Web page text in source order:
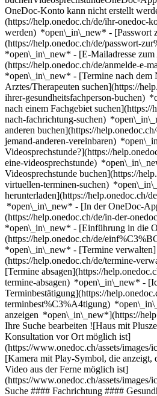
OneDoc-Konto kann nicht erstellt
(https://help.onedoc.ch/de/ihr-onedoc-
werden) *open\_in\_new* - [Passwort
(https://help.onedoc.ch/de/passwort-
*open\_in\_new* - [E-Mailadresse
(https://help.onedoc.ch/de/anmelde-e-
*open\_in\_new* - [Termine nach dem
Arztes/Therapeuten suchen](https://
ihrer-gesundheitsfachperson-buchen)
nach einem Fachgebiet suchen](https://
nach-fachrichtung-suchen)
anderen buchen](https://
jemand-anderen-vereinbaren)
Videosprechstunde?](https://
eine-videosprechstunde)
Videosprechstunde buchen](https://
virtuellen-terminen-suchen)
herunterladen](https://help.onedoc.ch/
*open\_in\_new* - [In der OneDoc-
(https://help.onedoc.ch/de/in-der-
*open\_in\_new* - [Einführung in die
(https://help.onedoc.ch/de/
*open\_in\_new* - [Termine verwalten](https://help.onedoc.ch/de/termine-verwalten) *open\_in\_new* - [Termine absagen](https://help.onedoc.ch/de/online-gebuchte-termine-absagen) *open\_in\_new* - [Ich erhalte keine Terminbestätigung](https://help.onedoc.ch/de/ich-erhalte-keine-terminbest%C3%A4tigung) *open\_in\_new* [Alle unsere Artikel anzeigen *open\_in\_new*](https://help.onedoc.ch/de/) close ## Ihre Suche bearbeiten ![Haus mit Pluszeichen, das anzeigt, dass eine Konsultation vor Ort möglich ist](https://www.onedoc.ch/assets/images/icons/on-site.svg) Vor Ort ![Kamera mit Play-Symbol, die anzeigt, dass eine Konsultation per Video aus der Ferne möglich ist](https://www.onedoc.ch/assets/images/icons/remote.svg) Virtuell Suche #### Fachrichtung #### Gesundheitsfachperson #### Einrichtung edit Couperose | Rosacea in Olten tune Filter Neue Patienten*keyboard\_arrow\_down* - Zugelassen*check\_circle* Gesprochene Sprachen*keyboard\_arrow\_down* - Deutsch*check\_circle* - Englisch*check\_circle* - Polnisch*check\_circle* - Rumänisch*check\_circle* - Thailändisch*check\_circle* - Ungarisch*check\_circle* Geschlecht*keyboard\_arrow\_down* - Weiblich*check\_circle* - Männlich*check\_circle* Verfügbarkeit*keyboard\_arrow\_down* - Heute*check\_circle* - In den nächsten 3 Tagen*check\_circle* - In den nächsten 7 Tagen*check\_circle* - In den nächsten 14 Tagen*check\_circle* # __Couperose | Rosacea__ in __Olten__: Buchen Sie heute Ihren Termin online ## 6 Ergebnisse in Olten [![Dr. med. (DE) Philipp Wessmann, Hautarzt (Dermatologe) in Olten](https://assets.onedoc.ch/images/users/e1f198b19754bb5ce4cb6323250026f785a0d0afab5b37eb9bb50d7197a3e4d9-small.png "Dr. med. (DE) Philipp Wessmann, Hautarzt (Dermatologe) in Olten")](https://www.onedoc.ch/de/hautarzt-dermatologe/olten/pc1qc/dr-med-de-philipp-wessmann) ### [Dr. med. (DE) Philipp Wessmann](https://www.onedoc.ch/de/hautarzt-dermatologe/olten/pc1qc/dr-med-de-philipp-wessmann) ![Abzeichen, das ein verifiziertes Profil kennzeichnet](https://www.onedoc.ch/assets/images/icons/checkmark.svg) [Hautarzt (Dermatologe)](https://www.onedoc.ch/de/hautarzt-dermatologe/olten) [Pallas Olten](https://www.onedoc.ch/de/klinik/olten/e7m2/pallas-olten) Louis Giroud-Strasse 20 4600 Olten ![Patient mit Pluszeichen, der anzeigt, dass neue Patienten angenommen werden](https://www.onedoc.ch/assets/images/icons/new-patients.svg)Akzeptiert neue Patienten [Termin buchen](https://www.onedoc.ch/de/hautarzt-dermatologe/olten/pc1qc/dr-med-de-philipp-wessmann) Expertisen: Couperose | Rosacea, [Akne](https://www.onedoc.ch/de/akne/olten), [Allergische Rhinitis | Heuschnupfen](https://www.onedoc.ch/de/allergische-rhinitis-heuschnupfen/olten), [Ekzem](https://www.onedoc.ch/de/ekzem/olten), [Entfernung von Muttermalen | Naevus Exzision](https://www.onedoc.ch/de/entfernung-von-muttermalen-naevus-exzision/olten), [Muttermalkontrolle](https://www.onedoc.ch/de/muttermalkontrolle/olten), [Psoriasis | Schuppenflechte](https://www.onedoc.ch/de/psoriasis-schuppenflechte/olten), [Urtikaria | Nesselsucht | Nesselfieber](https://www.onedoc.ch/de/urtikaria-nesselsucht-nesselfieber/olten), [Hyperhidrose | Übermässiges Schwitzen](https://www.onedoc.ch/de/hyperhidrose-ubermassiges-schwitzen/olten), [Ästhetischer Laser](https://www.onedoc.ch/de/asthetischer-laser/olten), [Peeling](https://www.onedoc.ch/de/peeling/olten), [Injektion von Botulinumtoxin](https://www.onedoc.ch/de/injektion-von-botulinumtoxin/olten), [Injektion von plättchenreichem Plasma | PRP | Vampire Lift](https://www.onedoc.ch/de/injektion-von-plattchenreichem-plasma-prp-vampire-lift/olten)Mehr anzeigen *chevron\_left* Mo. 03 Aug. *chevron\_right* Mehr Termine anzeigen *error\_outline* Beim Laden der Verfügbarkeiten ist ein Fehler aufgetreten [Erneut versuchen](https://www.onedoc.ch) Expertisen: Couperose | Rosacea, [Akne](https://www.onedoc.ch/de/akne/olten), [Allergische Rhinitis | Heuschnupfen](https://www.onedoc.ch/de/allergische-rhinitis-heuschnupfen/olten), [Ekzem](https://www.onedoc.ch/de/ekzem/olten), [Entfernung von Muttermalen | Naevus Exzision](https://www.onedoc.ch/de/entfernung-von-muttermalen-naevus-exzision/olten), [Muttermalkontrolle](https://www.onedoc.ch/de/muttermalkontrolle/olten), [Psoriasis | Schuppenflechte](https://www.onedoc.ch/de/psoriasis-schuppenflechte/olten), [Urtikaria | Nesselsucht | Nesselfieber](https://www.onedoc.ch/de/urtikaria-nesselsucht-nesselfieber/olten), [Hyperhidrose | Übermässiges Schwitzen](https://www.onedoc.ch/de/hyperhidrose-ubermassiges-schwitzen/olten), [Ästhetischer Laser](https://www.onedoc.ch/de/asthetischer-laser/olten), [Peeling](https://www.onedoc.ch/de/peeling/olten), [Injektion von Botulinumtoxin](https://www.onedoc.ch/de/injektion-von-botulinumtoxin/olten), [Injektion von plättchenreichem Plasma | PRP | Vampire Lift](https://www.onedoc.ch/de/injektion-von-plattchenreichem-plasma-prp-vampire-lift/olten)Mehr anzeigen [![Dr. med. Dian Georgescu, Hautarzt (Dermatologe) in Olten](https://assets.onedoc.ch/images/users/30a04636964c397250b99fe170075f5aa33b693d319e9c1388c4a8ef18fe8a10-small.jpg "Dr. med. Dian Georgescu, Hautarzt (Dermatologe) in Olten")](https://www.onedoc.ch/de/hautarzt-dermatologe/olten/pct4y/dr-med-dian-georgescu) ### [Dr. med. Dian Georgescu](https://www.onedoc.ch/de/hautarzt-dermatologe/olten/pct4y/dr-med-dian-georgescu) ![Abzeichen, das ein verifiziertes Profil kennzeichnet](https://www.onedoc.ch/assets/images/icons/checkmark.svg) [Hautarzt (Dermatologe)](https://www.onedoc.ch/de/hautarzt-dermatologe/olten) [Pallas Olten](https://www.onedoc.ch/de/klinik/olten/e7m2/pallas-olten) Louis Giroud-Strasse 20 4600 Olten ![Patient mit Pluszeichen, der anzeigt, dass neue Patienten angenommen werden](https://www.onedoc.ch/assets/images/icons/new-patients.svg)Akzeptiert neue Patienten [Termin buchen](https://www.onedoc.ch/de/hautarzt-dermatologe/olten/pct4y/dr-med-dian-georgescu) Expertisen: Couperose | Rosacea, [Injektion von Botulinumtoxin](https://www.onedoc.ch/de/injektion-von-botulinumtoxin/olten), [Injektion von Hyaluronsäure](https://www.onedoc.ch/de/injektion-von-hyaluronsaure/olten), [Tattooentfernung](https://www.onedoc.ch/de/tattooentfernung/olten), [Ästhetischer Laser](https://www.onedoc.ch/de/asthetischer-laser/olten), [Behandlung von Pigmentflecken](https://www.onedoc.ch/de/behandlung-von-pigmentflecken/olten), [Entfernung von Muttermalen | Naevus Exzision](https://www.onedoc.ch/de/entfernung-von-muttermalen-naevus-exzision/olten), [Muttermalkontrolle](https://www.onedoc.ch/de/muttermalkontrolle/olten), [Hyperhidrose | Übermässiges Schwitzen](https://www.onedoc.ch/de/hyperhidrose-ubermassiges-schwitzen/olten), [Anti-Falten-Behandlung](https://www.onedoc.ch/de/anti-falten-behandlung/olten), [CO2 Laserbehandlung | Fraktionierte CO2 Laserbehandlung](https://www.onedoc.ch/de/co2-laserbehandlung-fraktionierte-co2-laserbehandlung/olten), [Injektion von plättchenreichem Plasma | PRP | Vampire Lift](https://www.onedoc.ch/de/injektion-von-plattchenreichem-plasma-prp-vampire-lift/olten)Mehr anzeigen *chevron\_left* Mo. 03 Aug. *chevron\_right* Mehr Termine anzeigen *error\_outline* Beim Laden der Verfügbarkeiten ist ein Fehler aufgetreten [Erneut versuchen](https://www.onedoc.ch) Expertisen: Couperose | Rosacea, [Injektion von Botulinumtoxin](https://www.onedoc.ch/de/injektion-von-botulinumtoxin/olten), [Injektion von Hyaluronsäure](https://www.onedoc.ch/de/injektion-von-hyaluronsaure/olten), [Tattooentfernung](https://www.onedoc.ch/de/tattooentfernung/olten), [Ästhetischer Laser](https://www.onedoc.ch/de/asthetischer-laser/olten), [Behandlung von Pigmentflecken](https://www.onedoc.ch/de/behandlung-von-pigmentflecken/olten), [Entfernung von Muttermalen | Naevus Exzision](https://www.onedoc.ch/de/entfernung-von-muttermalen-naevus-exzision/olten), [Muttermalkontrolle](https://www.onedoc.ch/de/muttermalkontrolle/olten), [Hyperhidrose | Übermässiges Schwitzen](https://www.onedoc.ch/de/hyperhidrose-ubermassiges-schwitzen/olten), [Anti-Falten-Behandlung](https://www.onedoc.ch/de/anti-falten-behandlung/olten), [CO2 Laserbehandlung | Fraktionierte CO2 Laserbehandlung](https://www.onedoc.ch/de/co2-laserbehandlung-fraktionierte-co2-laserbehandlung/olten), [Injektion von plättchenreichem Plasma | PRP | Vampire Lift](https://www.onedoc.ch/de/injektion-von-plattchenreichem-plasma-prp-vampire-lift/olten)Mehr anzeigen [![Frau Alexandra Daniilidi, Assistenzärztin Dermatologie und Venerologie in Olten](https://assets.onedoc.ch/images/users/b1dd5c55e46f3509c5696e6ab92599b07088ca530841d51f21ce07bf6500201f-small.png "Frau Alexandra Daniilidi, Assistenzärztin Dermatologie und Venerologie in Olten")](https://www.onedoc.ch/de/hautarztin-dermatologin/olten/pc2zd/alexandra-daniilidi) ### [Frau Alexandra Daniilidi](https://www.onedoc.ch/de/hautarztin-dermatologin/olten/pc2zd/alexandra-daniilidi) ![Abzeichen, das ein verifiziertes Profil kennzeichnet](https://www.onedoc.ch/assets/images/icons/checkmark.svg) [Assistenzärztin Dermatologie und Venerologie](https://www.onedoc.ch/de/hautarzt-dermatologe/olten) [Pallas Olten](https://www.onedoc.ch/de/klinik/olten/e7m2/pallas-olten) Louis Giroud-Strasse 20 4600 Olten ![Patient mit Pluszeichen, der anzeigt, dass neue Patienten angenommen werden](https://www.onedoc.ch/assets/images/icons/new-patients.svg)Akzeptiert neue Patienten [Termin buchen](https://www.onedoc.ch/de/hautarztin-dermatologin/olten/pc2zd/alexandra-daniilidi) Expertisen: Couperose | Rosacea, [Akne](https://www.onedoc.ch/de/akne/olten), [Entfernung von Muttermalen | Naevus Exzision](https://www.onedoc.ch/de/entfernung-von-muttermalen-naevus-exzision/olten), [Fusspilz | Nagelpilz](https://www.onedoc.ch/de/fusspilz-nagelpilz/olten), [Hautcheck](https://www.onedoc.ch/de/hautcheck/olten), [Hautkrebs](https://www.onedoc.ch/de/hautkrebs/olten), [Warze | Warzenbehandlung](https://www.onedoc.ch/de/warze-warzenbehandlung/olten)Mehr anzeigen *chevron\_left* Mo.